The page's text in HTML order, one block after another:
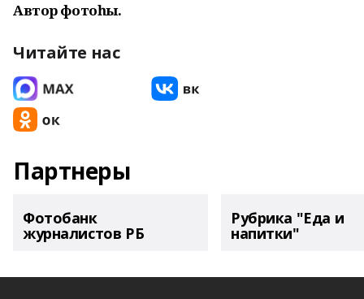
Автор фотоһы.
Читайте нас
Партнеры
Фотобанк
журналистов РБ
Рубрика "Еда и
напитки"